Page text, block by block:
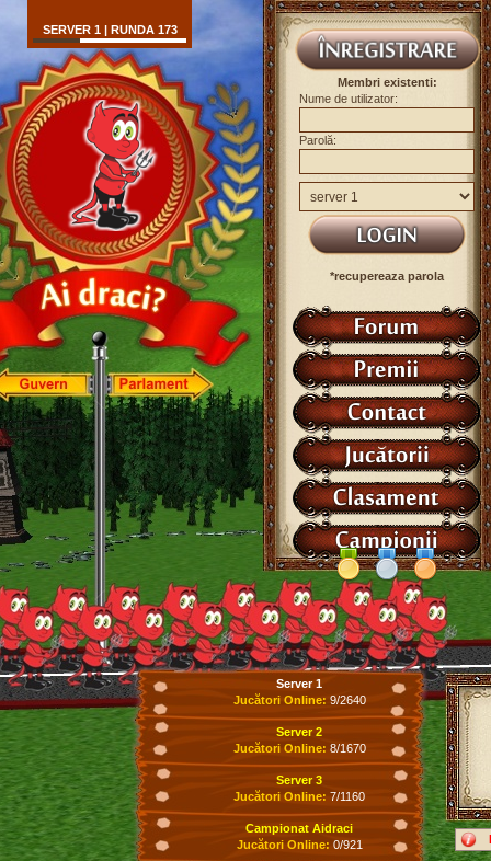
SERVER 1 | RUNDA 173
Membri existenti:
Nume de utilizator:
Parolă:
*recupereaza parola
Server 1
Jucători Online: 9/2640
Server 2
Jucători Online: 8/1670
Server 3
Jucători Online: 7/1160
Campionat Aidraci
Jucători Online: 0/921